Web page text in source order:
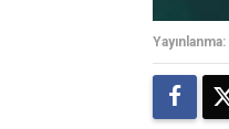
Yayınlanma: